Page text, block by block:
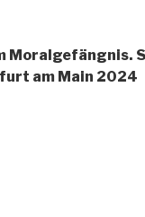
Moralgefängnis.
am Main 2024